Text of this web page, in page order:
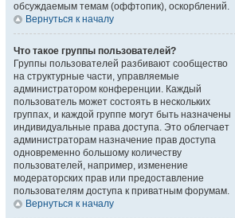
обсуждаемым темам (оффтопик), оскорблений.
Вернуться к началу
Что такое группы пользователей?
Группы пользователей разбивают сообщество
на структурные части, управляемые
администратором конференции. Каждый
пользователь может состоять в нескольких
группах, и каждой группе могут быть назначены
индивидуальные права доступа. Это облегчает
администраторам назначение прав доступа
одновременно большому количеству
пользователей, например, изменение
модераторских прав или предоставление
пользователям доступа к приватным форумам.
Вернуться к началу